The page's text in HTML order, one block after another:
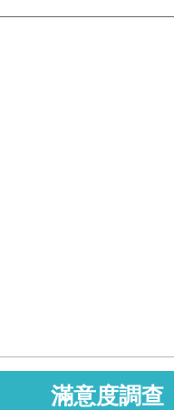
滿意度調查